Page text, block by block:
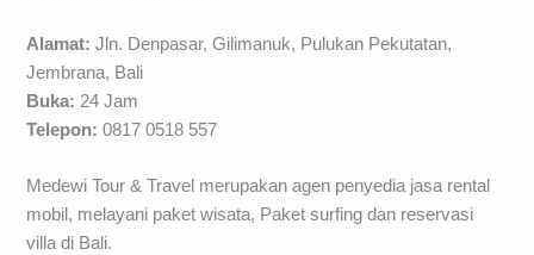
Alamat: Jln. Denpasar, Gilimanuk, Pulukan Pekutatan,
Jembrana, Bali
Buka: 24 Jam
Telepon: 0817 0518 557
Medewi Tour & Travel merupakan agen penyedia jasa rental
mobil, melayani paket wisata, Paket surfing dan reservasi
villa di Bali.